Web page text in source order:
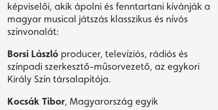
képviselői, akik ápolni és fenntartani kívánják a
magyar musical játszás klasszikus és nívós
színvonalát:
Borsi László producer, televíziós, rádiós és
színpadi szerkesztő-műsorvezető, az egykori
Király Szín társalapítója.
Kocsák Tibor, Magyarország egyik